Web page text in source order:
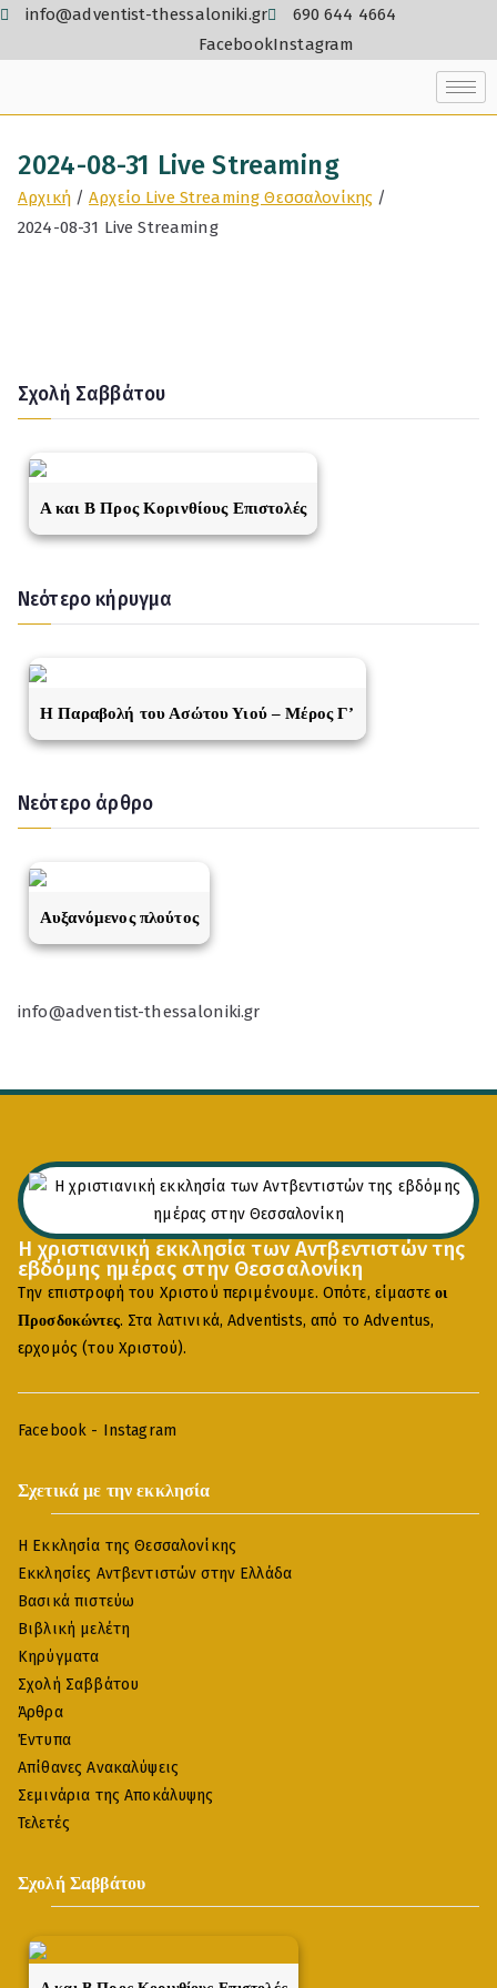
info@adventist-thessaloniki.gr
690 644 4664
FacebookInstagram
2024-08-31 Live Streaming
Αρχική
Αρχείο Live Streaming Θεσσαλονίκης
2024-08-31 Live Streaming
Σχολή Σαββάτου
A και Β Προς Κορινθίους Επιστολές
Νεότερο κήρυγμα
Η Παραβολή του Ασώτου Υιού – Μέρος Γ’
Νεότερο άρθρο
Αυξανόμενος πλούτος
info@adventist-thessaloniki.gr
Η χριστιανική εκκλησία των Αντβεντιστών της
εβδόμης ημέρας στην Θεσσαλονίκη
Την επιστροφή του Χριστού περιμένουμε. Οπότε, είμαστεοι
Προσδοκώντες. Στα λατινικά, Adventists, από το Adventus,
ερχομός (του Χριστού).
Facebook - Instagram
Σχετικά με την εκκλησία
Η Εκκλησία της Θεσσαλονίκης
Εκκλησίες Αντβεντιστών στην Ελλάδα
Βασικά πιστεύω
Βιβλική μελέτη
Κηρύγματα
Σχολή Σαββάτου
Άρθρα
Έντυπα
Απίθανες Ανακαλύψεις
Σεμινάρια της Αποκάλυψης
Τελετές
Σχολή Σαββάτου